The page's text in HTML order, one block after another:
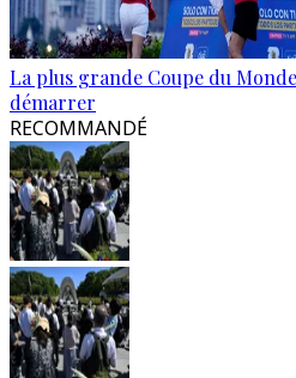
La plus grande Coupe du
démarrer
RECOMMANDÉ